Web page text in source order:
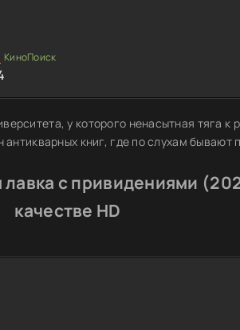
у которого ненасытная тяга к
антикварных книг, где по слухам бывают
с привидениями
качестве HD